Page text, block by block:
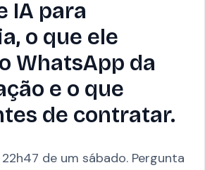
IA para
o que ele
WhatsApp da
e o que
de contratar.
de um sábado. Pergunta